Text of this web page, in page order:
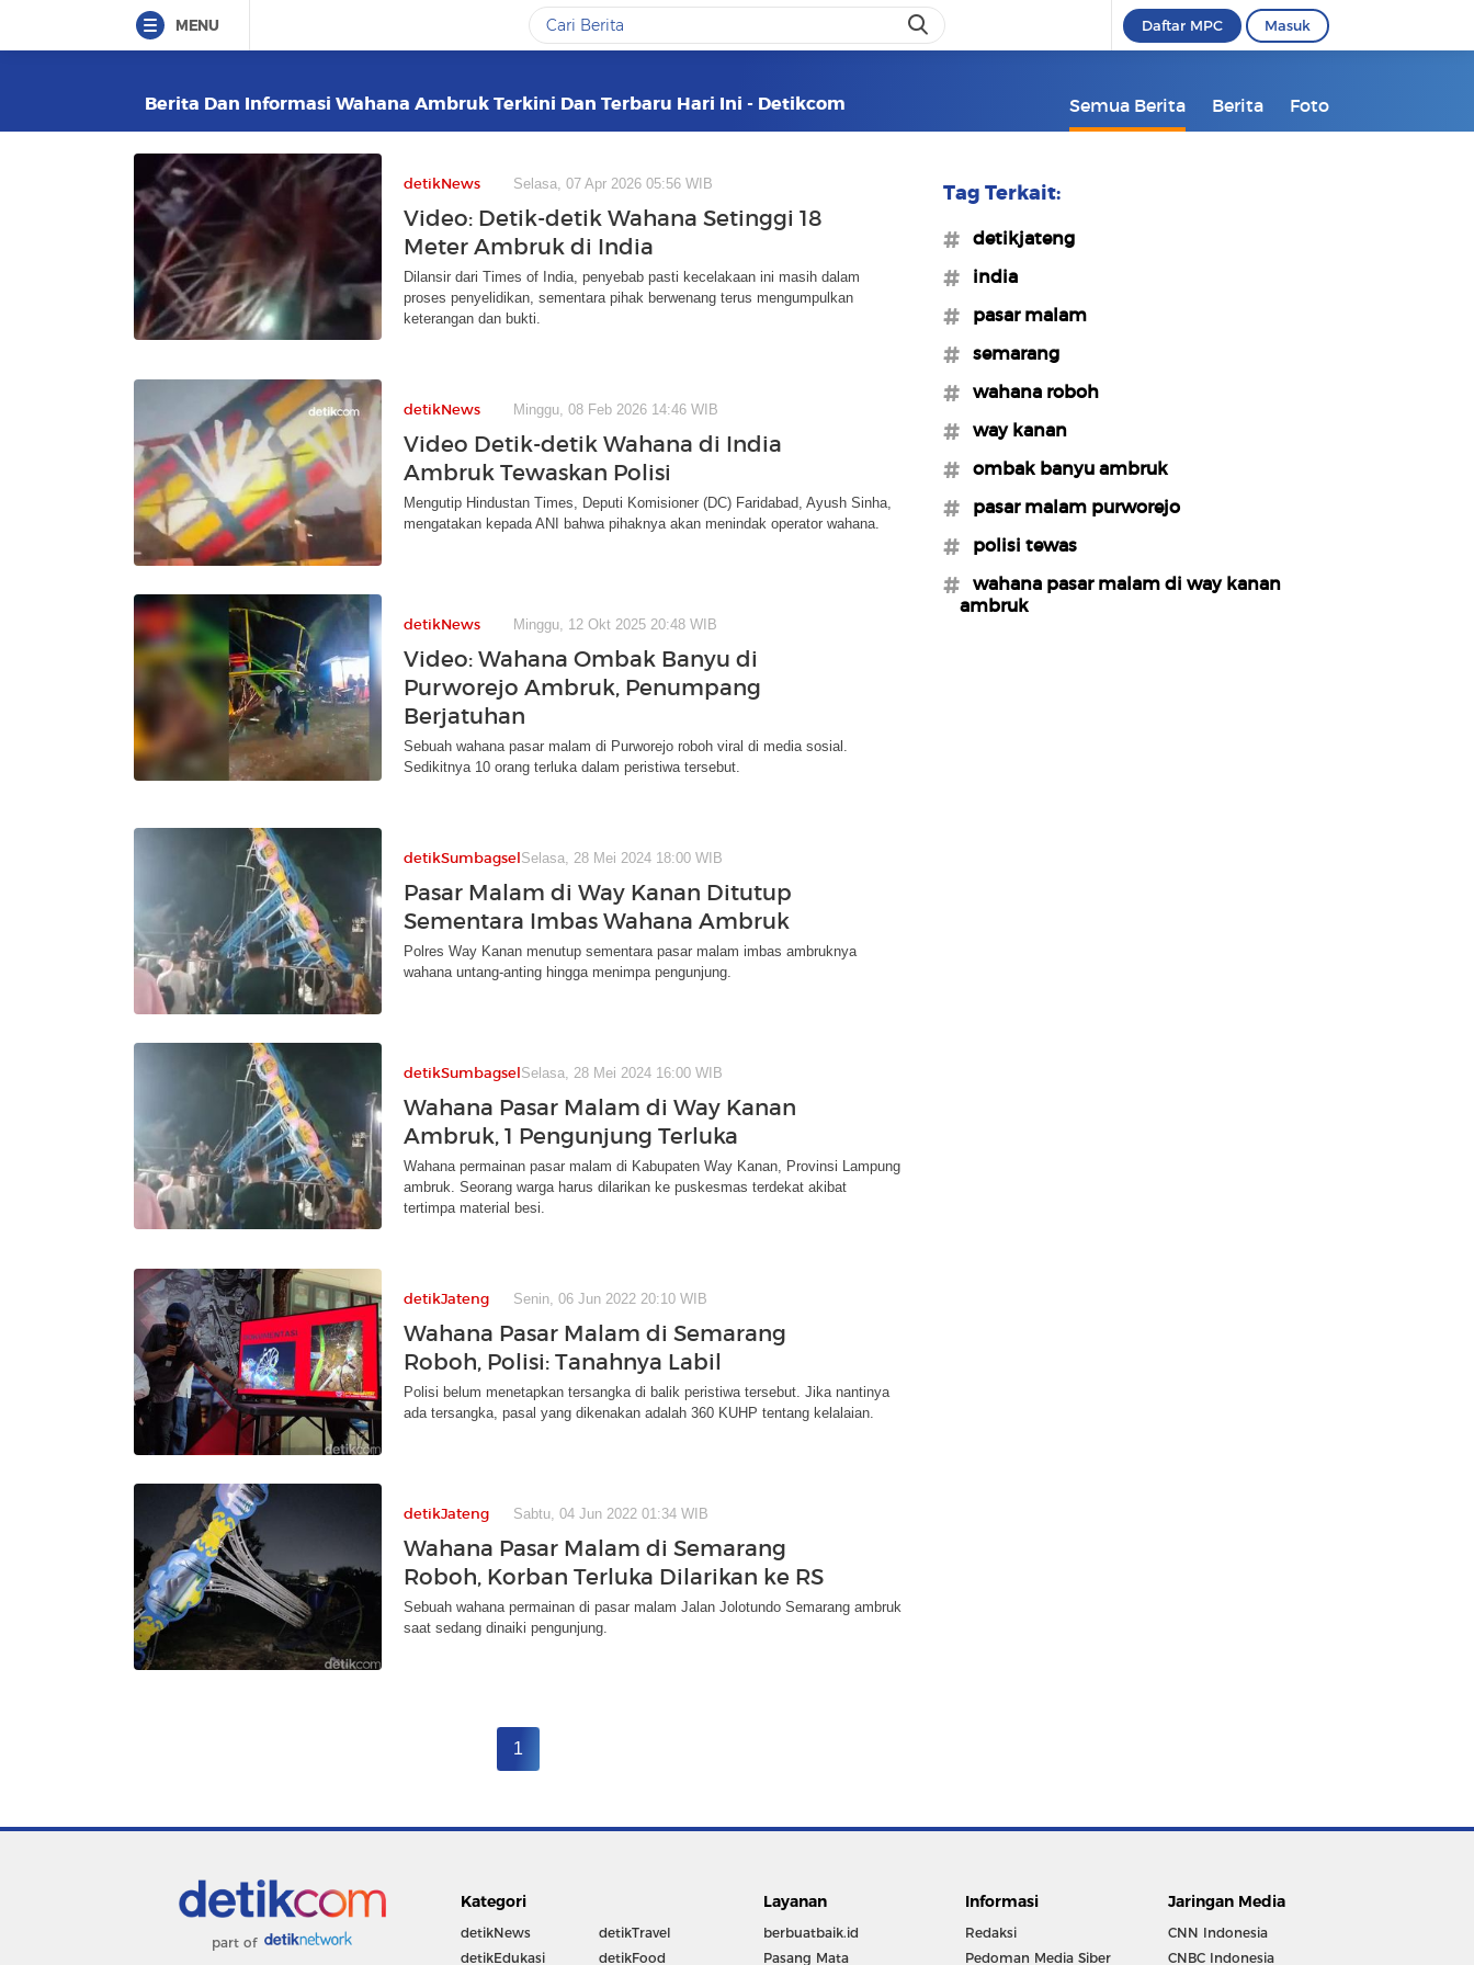
MENU Daftar MPC Masuk
Berita Dan Informasi Wahana Ambruk Terkini Dan Terbaru Hari Ini - Detikcom Semua Berita Berita Foto
detikNews Selasa, 07 Apr 2026 05:56 WIB
Video: Detik-detik Wahana Setinggi 18
Meter Ambruk di India
Dilansir dari Times of India, penyebab pasti kecelakaan ini masih dalam
proses penyelidikan, sementara pihak berwenang terus mengumpulkan
keterangan dan bukti.
detikNews Minggu, 08 Feb 2026 14:46 WIB
Video Detik-detik Wahana di India
Ambruk Tewaskan Polisi
Mengutip Hindustan Times, Deputi Komisioner (DC) Faridabad, Ayush Sinha,
mengatakan kepada ANI bahwa pihaknya akan menindak operator wahana.
detikNews Minggu, 12 Okt 2025 20:48 WIB
Video: Wahana Ombak Banyu di
Purworejo Ambruk, Penumpang
Berjatuhan
Sebuah wahana pasar malam di Purworejo roboh viral di media sosial.
Sedikitnya 10 orang terluka dalam peristiwa tersebut.
detikSumbagselSelasa, 28 Mei 2024 18:00 WIB
Pasar Malam di Way Kanan Ditutup
Sementara Imbas Wahana Ambruk
Polres Way Kanan menutup sementara pasar malam imbas ambruknya
wahana untang-anting hingga menimpa pengunjung.
detikSumbagselSelasa, 28 Mei 2024 16:00 WIB
Wahana Pasar Malam di Way Kanan
Ambruk, 1 Pengunjung Terluka
Wahana permainan pasar malam di Kabupaten Way Kanan, Provinsi Lampung
ambruk. Seorang warga harus dilarikan ke puskesmas terdekat akibat
tertimpa material besi.
detikJateng Senin, 06 Jun 2022 20:10 WIB
Wahana Pasar Malam di Semarang
Roboh, Polisi: Tanahnya Labil
Polisi belum menetapkan tersangka di balik peristiwa tersebut. Jika nantinya
ada tersangka, pasal yang dikenakan adalah 360 KUHP tentang kelalaian.
detikJateng Sabtu, 04 Jun 2022 01:34 WIB
Wahana Pasar Malam di Semarang
Roboh, Korban Terluka Dilarikan ke RS
Sebuah wahana permainan di pasar malam Jalan Jolotundo Semarang ambruk
saat sedang dinaiki pengunjung.
1
Tag Terkait:
#detikjateng
#india
#pasar malam
#semarang
#wahana roboh
#way kanan
#ombak banyu ambruk
#pasar malam purworejo
#polisi tewas
#wahana pasar malam di way kanan
ambruk
part of
Kategori
detikNews
detikEdukasi
detikTravel
detikFood
Layanan
berbuatbaik.id
Pasang Mata
Informasi
Redaksi
Pedoman Media Siber
Jaringan Media
CNN Indonesia
CNBC Indonesia